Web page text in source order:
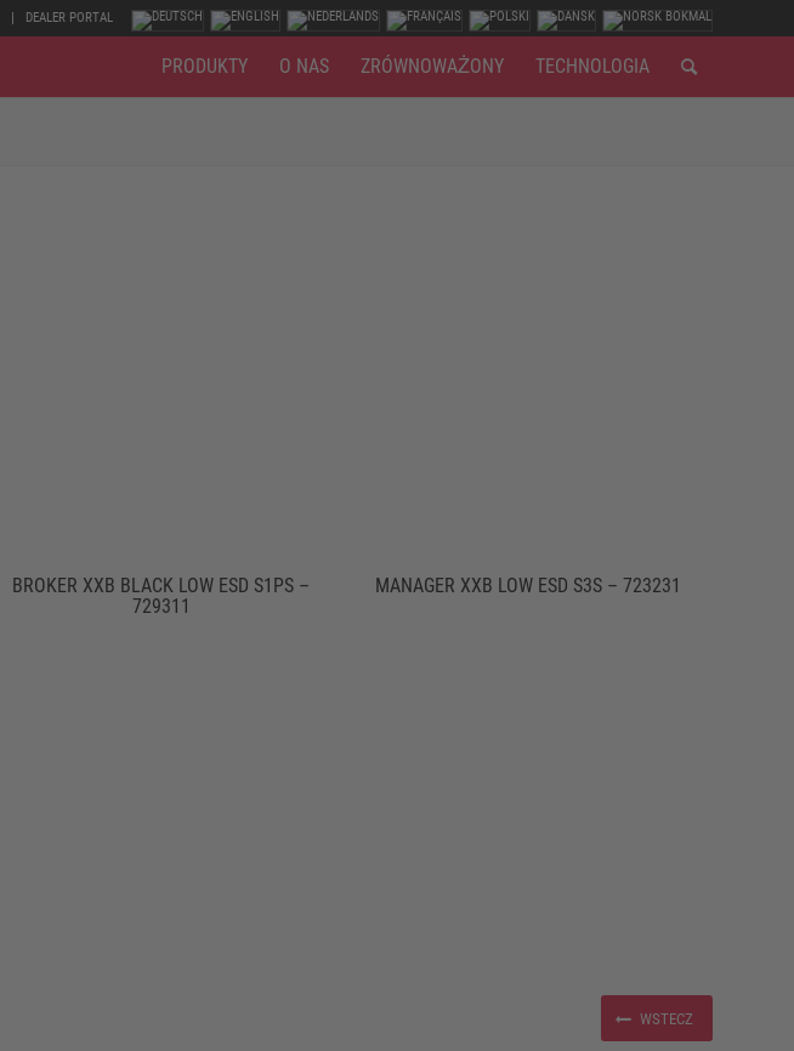
DEALER PORTAL
PRODUKTY O NAS ZRÓWNOWAŻONY TECHNOLOGIA
BROKER XXB BLACK LOW ESD S1PS –
729311
MANAGER XXB LOW ESD S3S – 723231
WSTECZ